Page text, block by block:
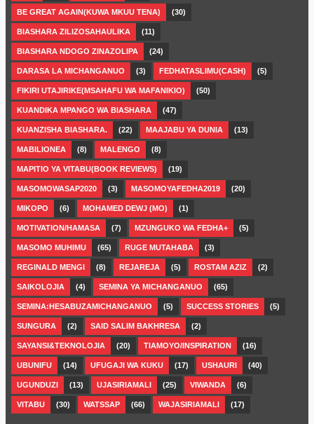
BE GREAT AGAIN(KUWA MKUU TENA) (30)
BIASHARA ZILIZOSAHAULIKA (11)
BIASHARA NDOGO ZINAZOLIPA (24)
DARASA LA MICHANGANUO (3) FEDHATASLIMU(CASH) (5)
FIKIRI UTAJIRIKE(MSAHAFU WA MAFANIKIO) (50)
KUANDIKA MPANGO WA BIASHARA (47)
KUANZISHA BIASHARA. (22) MAAJABU YA DUNIA (13)
MABILIONEA (8) MALENGO (8)
MAPITIO YA VITABU(BOOK REVIEWS) (19)
MASOMOWASAP2020 (3) MASOMOYAFEDHA2019 (20)
MIKOPO (6) MOHAMED DEWJ (MO) (1)
MOTIVATION/HAMASA (7) MZUNGUKO WA FEDHA+ (5)
MASOMO MUHIMU (65) RUGE MUTAHABA (3)
REGINALD MENGI (8) REJAREJA (5) ROSTAM AZIZ (2)
SAIKOLOJIA (4) SEMINA YA MICHANGANUO (65)
SEMINA:HESABUZAMICHANGANUO (5) SUCCESS STORIES (5)
SUNGURA (2) SAID SALIM BAKHRESA (2)
SAYANSI&TEKNOLOJIA (20) TIAMOYO/INSPIRATION (16)
UBUNIFU (14) UFUGAJI WA KUKU (17) USHAURI (40)
UGUNDUZI (13) UJASIRIAMALI (25) VIWANDA (6)
VITABU (30) WATSSAP (66) WAJASIRIAMALI (17)